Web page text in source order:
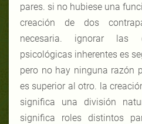
pares. si no hubiese una
creación de dos
necesaria. ignorar las
psicológicas inherentes es
pero no hay ninguna razón
es superior al otro. la
significa una división
significa roles distintos